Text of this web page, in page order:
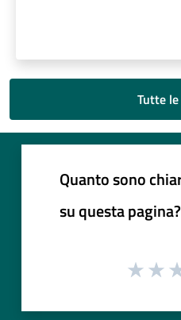
Tutte
Quanto sono
su questa pagina?